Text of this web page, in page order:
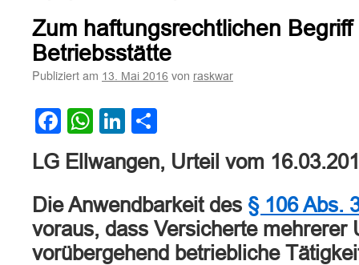
Zum haftungsrechtlichen
Betriebsstätte
Publiziert am 13. Mai 2016 von raskwar
Facebook
WhatsApp
LinkedIn
LG Ellwangen, Urteil vom
Die Anwendbarkeit des § 106 Abs.
voraus, dass Versicherte mehrerer
vorübergehend betriebliche